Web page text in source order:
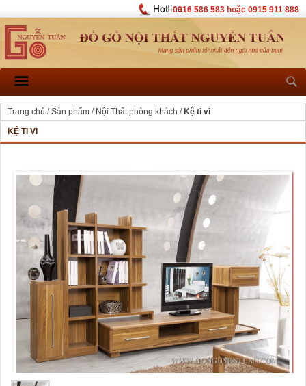
0916 586 583 hoặc 0915 911 888
Trang chủ /Sản phẩm / Nội Thất phòng khách / Kệ ti vi
KỆ TI VI